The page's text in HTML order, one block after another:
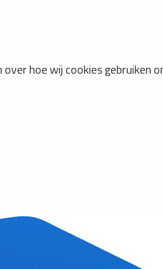
hoe wij cookies gebruiken